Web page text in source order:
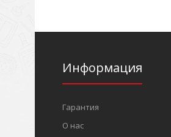
Информация
Гарантия
О нас